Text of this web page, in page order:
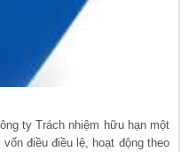
ty Trách nhiệm hữu hạn một
điều điều lệ, hoạt động theo